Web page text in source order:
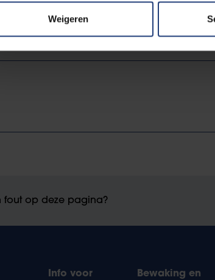
Weigeren
fout op deze pagina?
Info voor
Bewaking en